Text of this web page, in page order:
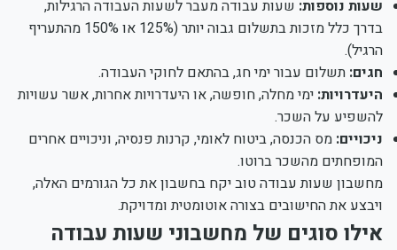
שעות נוספות: שעות עבודה מעבר לשעות העבודה הרגילות,
בדרך כלל מזכות בתשלום גבוה יותר (125% או 150% מהתעריף
הרגיל).
חגים: תשלום עבור ימי חג, בהתאם לחוקי העבודה.
היעדרויות: ימי מחלה, חופשה, או היעדרויות אחרות, אשר עשויות
להשפיע על השכר.
ניכויים: מס הכנסה, ביטוח לאומי, קרנות פנסיה, וניכויים אחרים
המופחתים מהשכר ברוטו.
מחשבון שעות עבודה טוב יקח בחשבון את כל הגורמים האלה,
ויבצע את החישובים בצורה אוטומטית ומדויקת.
אילו סוגים של מחשבוני שעות עבודה